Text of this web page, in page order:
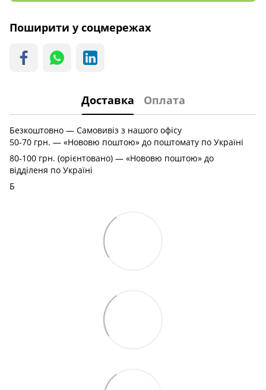
Поширити у соцмережах
Доставка Оплата
Безкоштовно — Самовивіз з нашого офісу
50-70 грн. — «Нововю поштою» до поштомату по Україні
80-100 грн. (орієнтовано) — «Нововю поштою» до
відділеня по Україні
Б